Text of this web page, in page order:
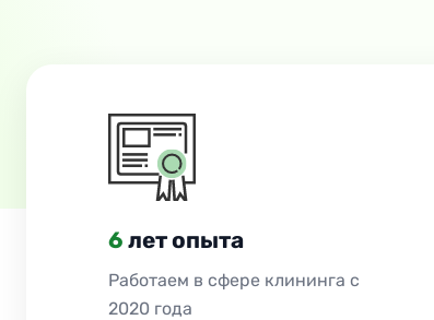
6 лет опыта
Работаем в сфере клининга с
2020 года